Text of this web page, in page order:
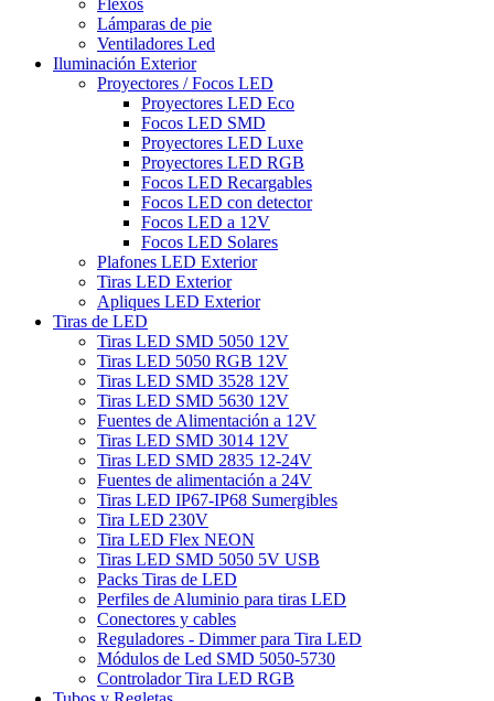
Lámparas de pie
Ventiladores Led
Iluminación Exterior
Proyectores / Focos LED
Proyectores LED Eco
Focos LED SMD
Proyectores LED Luxe
Proyectores LED RGB
Focos LED Recargables
Focos LED con detector
Focos LED a 12V
Focos LED Solares
Plafones LED Exterior
Tiras LED Exterior
Apliques LED Exterior
Tiras de LED
Tiras LED SMD 5050 12V
Tiras LED 5050 RGB 12V
Tiras LED SMD 3528 12V
Tiras LED SMD 5630 12V
Fuentes de Alimentación a 12V
Tiras LED SMD 3014 12V
Tiras LED SMD 2835 12-24V
Fuentes de alimentación a 24V
Tiras LED IP67-IP68 Sumergibles
Tira LED 230V
Tira LED Flex NEON
Tiras LED SMD 5050 5V USB
Packs Tiras de LED
Perfiles de Aluminio para tiras LED
Conectores y cables
Reguladores - Dimmer para Tira LED
Módulos de Led SMD 5050-5730
Controlador Tira LED RGB